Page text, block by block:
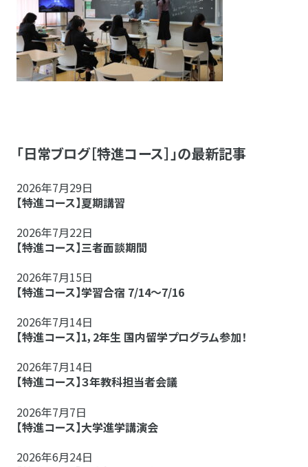
「日常ブログ［特進コース］」の最新記事
2026年7月29日
【特進コース】夏期講習
2026年7月22日
【特進コース】三者面談期間
2026年7月15日
【特進コース】学習合宿 7/14～7/16
2026年7月14日
【特進コース】1，2年生 国内留学プログラム参加！
2026年7月14日
【特進コース】３年教科担当者会議
2026年7月7日
【特進コース】大学進学講演会
2026年6月24日